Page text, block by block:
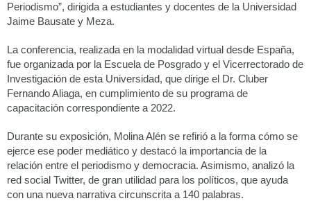
Periodismo”, dirigida a estudiantes y docentes de la Universidad
Jaime Bausate y Meza.
La conferencia, realizada en la modalidad virtual desde España,
fue organizada por la Escuela de Posgrado y el Vicerrectorado de
Investigación de esta Universidad, que dirige el Dr. Cluber
Fernando Aliaga, en cumplimiento de su programa de
capacitación correspondiente a 2022.
Durante su exposición, Molina Alén se refirió a la forma cómo se
ejerce ese poder mediático y destacó la importancia de la
relación entre el periodismo y democracia. Asimismo, analizó la
red social Twitter, de gran utilidad para los políticos, que ayuda
con una nueva narrativa circunscrita a 140 palabras.